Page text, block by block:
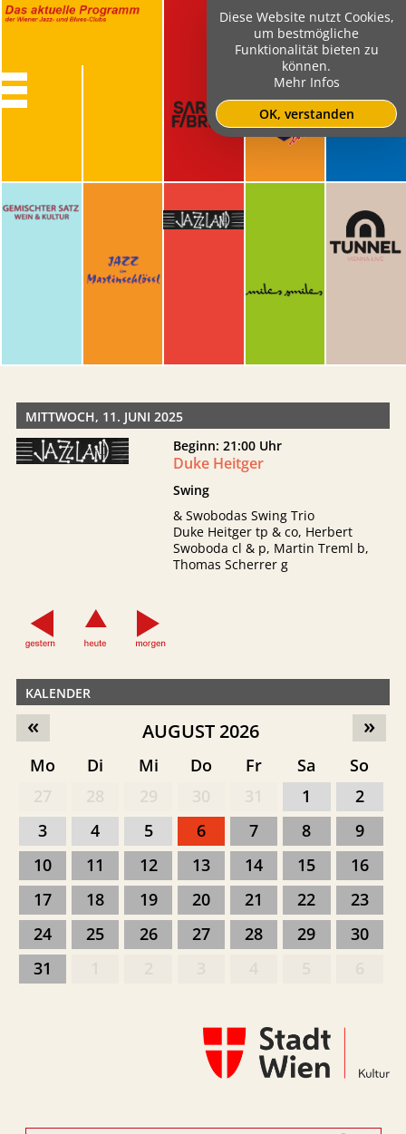
MITTWOCH, 11. JUNI 2025
Beginn: 21:00 Uhr
Duke Heitger
Swing
& Swobodas Swing Trio
Duke Heitger tp & co, Herbert
Swoboda cl & p, Martin Treml b,
Thomas Scherrer g
KALENDER
»
« AUGUST 2026
Mo Di Mi Do Fr Sa
So
1
2
3
4 5 6 7 8
9
10
11 12 13 14 15
16
17
18 19 20 21 22
23
24
25 26 27 28 29
30
31
Diese Website nutzt Cookies,
um bestmögliche
Funktionalität bieten zu
können.
Mehr Infos
OK, verstanden